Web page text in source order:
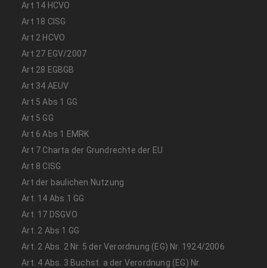
Art 14 HCVO
Art 18 CISG
Art 2 HCVO
Art 27 EGV/2007
Art 28 EGBGB
Art 34 AEUV
Art 5 Abs 1 GG
Art 5 GG
Art 6 Abs 1 EMRK
Art 7 Charta der Grundrechte der EU
Art 8 CISG
Art der baulichen Nutzung
Art. 14 Abs 1 GG
Art. 17 DSGVO
Art. 2 Abs 1 GG
Art. 2 Abs. 2 Nr. 5 der Verordnung (EG) Nr. 1924/2006
Art. 4 Abs. 3 Buchst. a der Verordnung (EG) Nr.